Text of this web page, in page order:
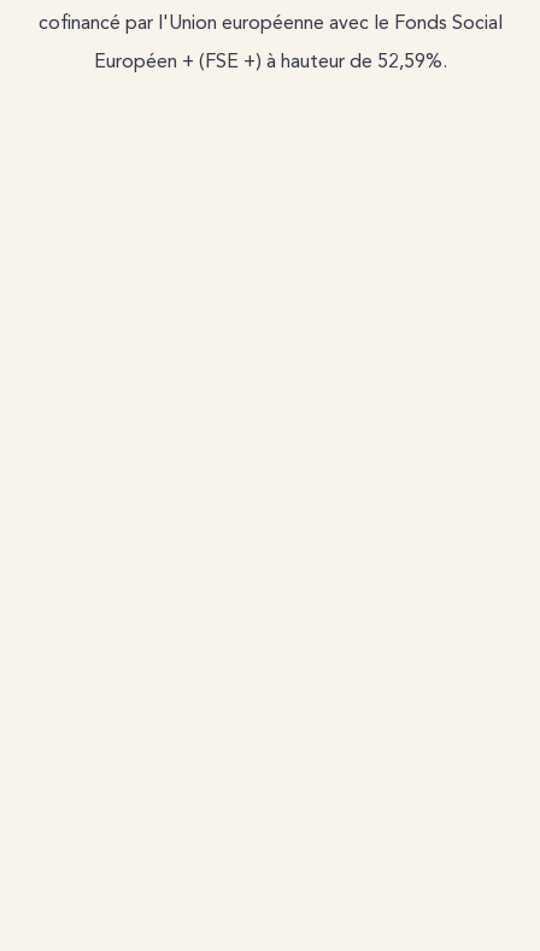
cofinancé par l'Union européenne avec le Fonds Social
Européen + (FSE +) à hauteur de 52,59%.